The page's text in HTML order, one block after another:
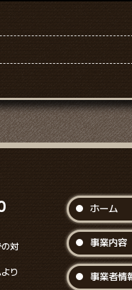
対
り
ホーム
事業内容
事業者情